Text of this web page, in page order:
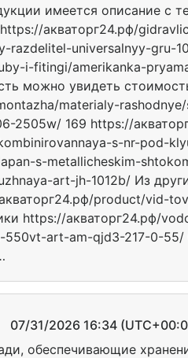
имеется описание с
акваторг24.рф/
razdelitel-universalnyy-gru-
i-fitingi/amerikanka-
можно увидеть
materialy-
2505w/ 169 https://
s-nr-pod-
s-metallicheskim-
art-jh-1012b/ Из
product/vid-
https://акваторг24.рф/
art-am-qjd3-217-0-55/
07/31/2026 16:34
обеспечивающие